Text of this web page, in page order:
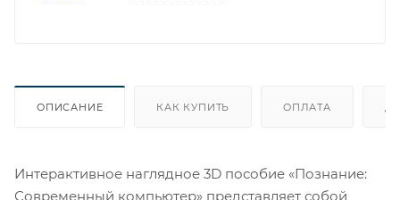
ОПИСАНИЕ КАК КУПИТЬ ОПЛАТА
Интерактивное наглядное 3D пособие «Познание:
Современный компьютер» представляет собой